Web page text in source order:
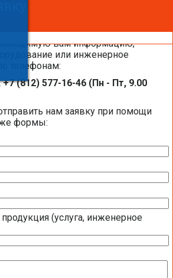
Оставить заявку
вам информацию,
или инженерное
телефонам:
(812) 577-16-46 (Пн - Пт, 9.00
нам заявку при помощи
формы:
(услуга, инженерное
BELIMO
BELIMO
компании BELIMO 2016 (2,51
продукции BELIMO
клапанов
электроприводов для систем
2016 (17,5 МБ)